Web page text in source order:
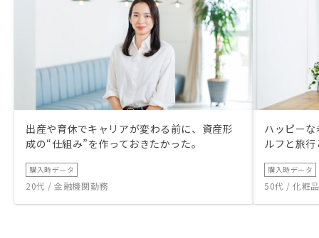
出産や育休でキャリアが変わる前に、資産形
成の“仕組み”を作っておきたかった。
購入時データ
20代 / 金融機関勤務
ハッピー
ルフと旅
購入時データ
50代 / 化粧